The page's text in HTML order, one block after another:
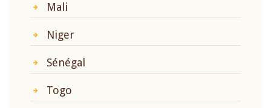
Mali
Niger
Sénégal
Togo